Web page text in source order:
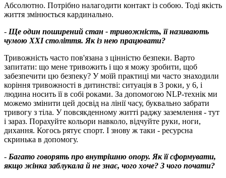
Абсолютно. Потрібно налагодити контакт із собою. Тоді якість
життя змінюється кардинально.
- Ще один поширений стан - тривожність, її називають
чумою XXI століття. Як із нею працювати?
Тривожність часто пов'язана з цінністю безпеки. Варто
запитати: що мене тривожить і що я можу зробити, щоб
забезпечити цю безпеку? У моїй практиці ми часто знаходили
коріння тривожності в дитинстві: ситуація в 3 роки, у 6, і
людина носить її в собі роками. За допомогою NLP-технік ми
можемо змінити цей досвід на лінії часу, буквально забрати
тривогу з тіла. У повсякденному житті раджу заземлення - тут
і зараз. Порахуйте кольори навколо, відчуйте руки, ноги,
дихання. Когось рятує спорт. І знову ж таки - ресурсна
скринька в допомогу.
- Багато говорять про внутрішню опору. Як її сформувати,
якщо жінка заблукала й не знає, чого хоче? З чого почати?